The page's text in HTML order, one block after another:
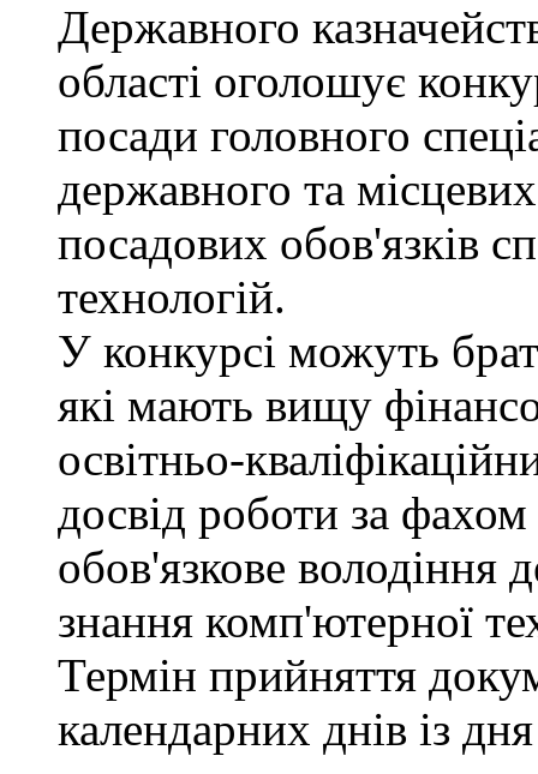
Державного
області оголошує
посади головного
державного та
посадових обов'язків
технологій.
У конкурсі можуть
які мають вищу
освітньо-
досвід роботи за
обов'язкове
знання комп'ютерної
Термін прийняття
календарних днів із